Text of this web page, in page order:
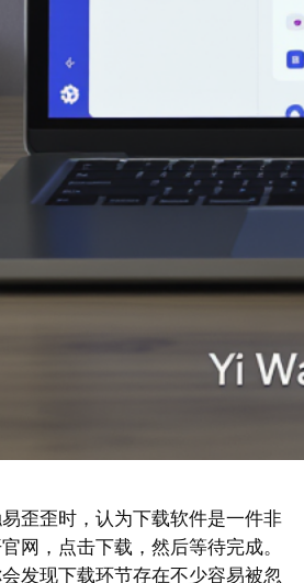
歪歪时，认为下载软件是一件非
网，点击下载，然后等待完成。
发现下载环节存在不少容易被忽